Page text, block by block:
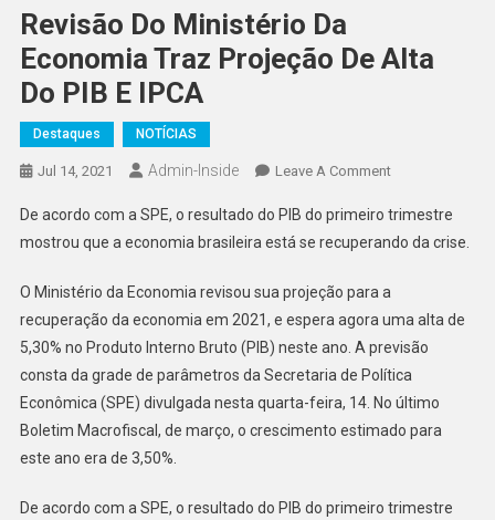
Revisão Do Ministério Da
Economia Traz Projeção De Alta
Do PIB E IPCA
Destaques NOTÍCIAS
Jul 14, 2021 Admin-Inside Leave A CommentOn
Do
Ministério
Economia
Traz
Projeção
De
Alta
Do
IPCA
De acordo com a SPE, o resultado do PIB do primeiro trimestre
mostrou que a economia brasileira está se recuperando da crise.
O Ministério da Economia revisou sua projeção para a
recuperação da economia em 2021, e espera agora uma alta de
5,30% no Produto Interno Bruto (PIB) neste ano. A previsão
consta da grade de parâmetros da Secretaria de Política
Econômica (SPE) divulgada nesta quarta-feira, 14. No último
Boletim Macrofiscal, de março, o crescimento estimado para
este ano era de 3,50%.
De acordo com a SPE, o resultado do PIB do primeiro trimestre